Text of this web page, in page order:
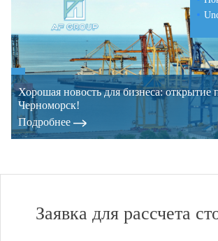
Хорошая новость для бизнеса: открытие
Черноморск!
Подробнее
Заявка для рассчета